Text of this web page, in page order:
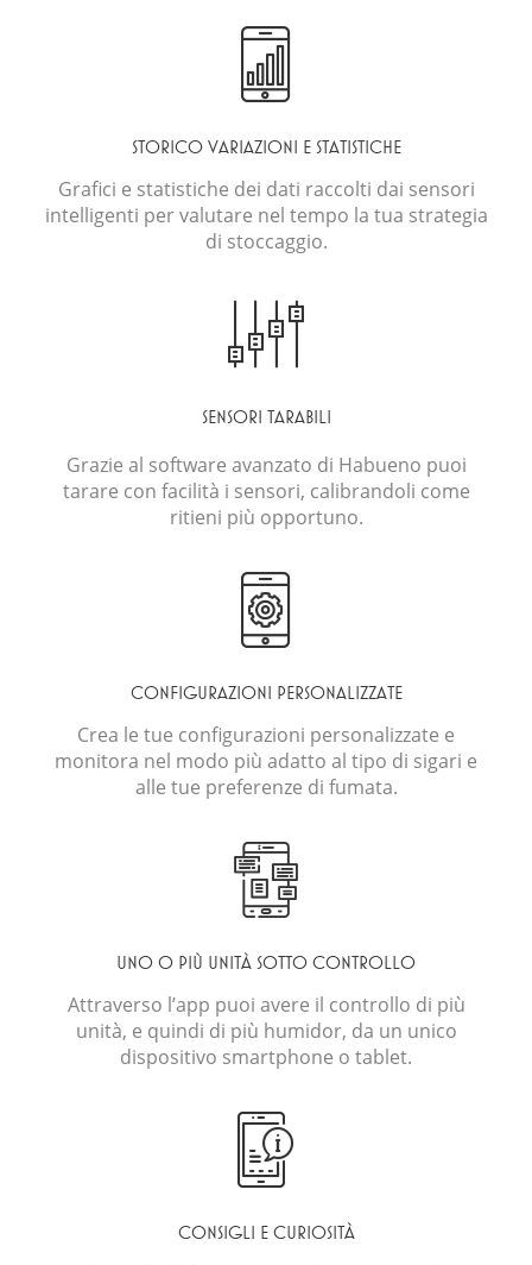
STORICO VARIAZIONI E STATISTICHE
Grafici e statistiche dei dati raccolti dai sensori
intelligenti per valutare nel tempo la tua strategia
di stoccaggio.
SENSORI TARABILI
Grazie al software avanzato di Habueno puoi
tarare con facilità i sensori, calibrandoli come
ritieni più opportuno.
CONFIGURAZIONI PERSONALIZZATE
Crea le tue configurazioni personalizzate e
monitora nel modo più adatto al tipo di sigari e
alle tue preferenze di fumata.
UNO O PIÙ UNITÀ SOTTO CONTROLLO
Attraverso l’app puoi avere il controllo di più
unità, e quindi di più humidor, da un unico
dispositivo smartphone o tablet.
CONSIGLI E CURIOSITÀ